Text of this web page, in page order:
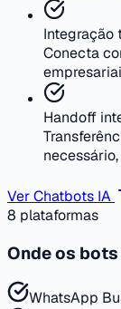
Integração
Conecta
Handoff
Ver Chatbots IA
8 plataformas
Onde os
WhatsApp